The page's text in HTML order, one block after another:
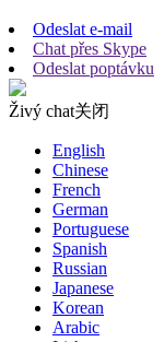
Odeslat e-mail
Chat přes Skype
Odeslat poptávku
Živý chat关闭
English
Chinese
French
German
Portuguese
Spanish
Russian
Japanese
Korean
Arabic